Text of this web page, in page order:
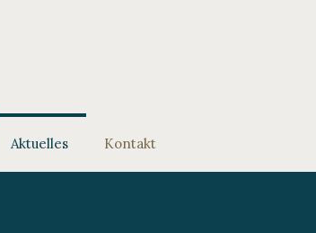
Aktuelles Kontakt